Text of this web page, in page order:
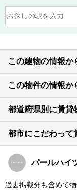
この建物の情報か
この物件の情報か
都道府県別に賃貸
都市にこだわって
パールハイ
過去掲載分も含めて